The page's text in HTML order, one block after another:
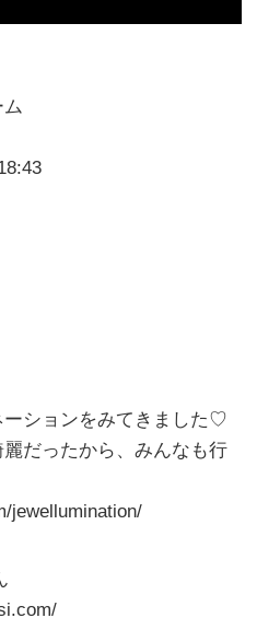
ーションをみてきました♡
だったから、みんなも行
jewellumination/